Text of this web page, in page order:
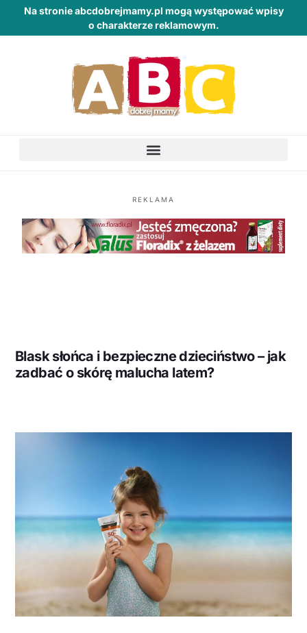
Na stronie abcdobrejmamy.pl mogą występować wpisy
o charakterze reklamowym.
REKLAMA
Blask słońca i bezpieczne dzieciństwo – jak
zadbać o skórę malucha latem?